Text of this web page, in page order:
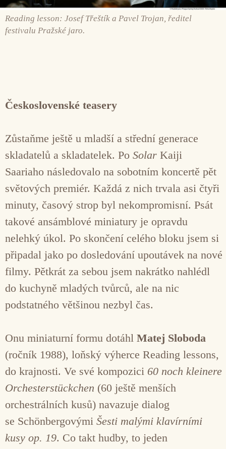
Reading lesson: Josef Třeštík a Pavel Trojan, ředitel
festivalu Pražské jaro.
Československé teasery
Zůstaňme ještě u mladší a střední generace
skladatelů a skladatelek. Po Solar Kaiji
Saariaho následovalo na sobotním koncertě pět
světových premiér. Každá z nich trvala asi čtyři
minuty, časový strop byl nekompromisní. Psát
takové ansámblové miniatury je opravdu
nelehký úkol. Po skončení celého bloku jsem si
připadal jako po dosledování upoutávek na nové
filmy. Pětkrát za sebou jsem nakrátko nahlédl
do kuchyně mladých tvůrců, ale na nic
podstatného většinou nezbyl čas.
Onu miniaturní formu dotáhl Matej Sloboda
(ročník 1988), loňský výherce Reading lessons,
do krajnosti. Ve své kompozici 60 noch kleinere
Orchesterstückchen (60 ještě menších
orchestrálních kusů) navazuje dialog
se Schönbergovými Šesti malými klavírními
kusy op. 19. Co takt hudby, to jeden